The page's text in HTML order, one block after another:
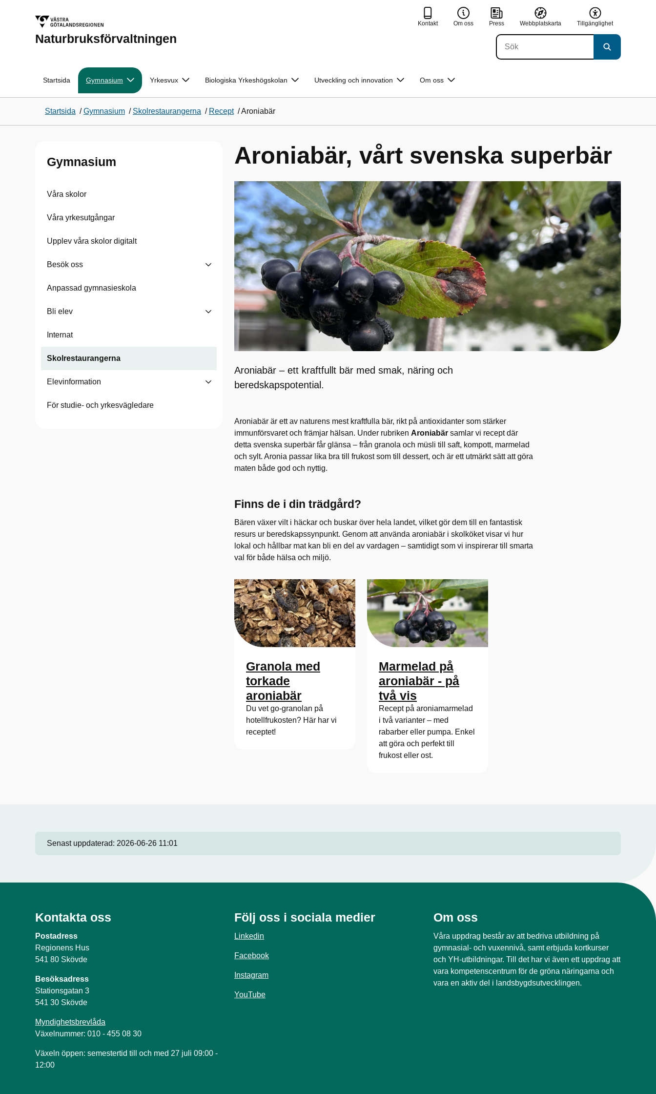
Naturbruksförvaltningen
Kontakt Om oss Press Webbplatskarta Tillgänglighet
Startsida Gymnasium Yrkesvux Biologiska Yrkeshögskolan Utveckling och innovation Om oss
Startsida /Gymnasium / Skolrestaurangerna / Recept /Aroniabär
Gymnasium
Våra skolor
Våra yrkesutgångar
Upplev våra skolor digitalt
Besök oss
Anpassad gymnasieskola
Bli elev
Internat
Skolrestaurangerna
Elevinformation
För studie- och yrkesvägledare
Aroniabär, vårt svenska superbär
Aroniabär – ett kraftfullt bär med smak, näring och
beredskapspotential.
Aroniabär är ett av naturens mest kraftfulla bär, rikt på antioxidanter som stärker
immunförsvaret och främjar hälsan. Under rubriken Aroniabär samlar vi recept där
detta svenska superbär får glänsa – från granola och müsli till saft, kompott, marmelad
och sylt. Aronia passar lika bra till frukost som till dessert, och är ett utmärkt sätt att göra
maten både god och nyttig.
Finns de i din trädgård?
Bären växer vilt i häckar och buskar över hela landet, vilket gör dem till en fantastisk
resurs ur beredskapssynpunkt. Genom att använda aroniabär i skolköket visar vi hur
lokal och hållbar mat kan bli en del av vardagen – samtidigt som vi inspirerar till smarta
val för både hälsa och miljö.
Granola med
torkade
aroniabär
Du vet go-granolan på
hotellfrukosten? Här har vi
receptet!
Marmelad på
aroniabär - på
två vis
Recept på aroniamarmelad
i två varianter – med
rabarber eller pumpa. Enkel
att göra och perfekt till
frukost eller ost.
Senast uppdaterad: 2026-06-26 11:01
Kontakta oss
Postadress
Regionens Hus
541 80 Skövde
Besöksadress
Stationsgatan 3
541 30 Skövde
Myndighetsbrevlåda
Växelnummer: 010 - 455 08 30
Växeln öppen: semestertid till och med 27 juli 09:00 -
12:00
Följ oss i sociala medier
Linkedin
Facebook
Instagram
YouTube
Om oss
Våra uppdrag består av att bedriva utbildning på
gymnasial- och vuxennivå, samt erbjuda kortkurser
och YH-utbildningar. Till det har vi även ett uppdrag att
vara kompetenscentrum för de gröna näringarna och
vara en aktiv del i landsbygdsutvecklingen.